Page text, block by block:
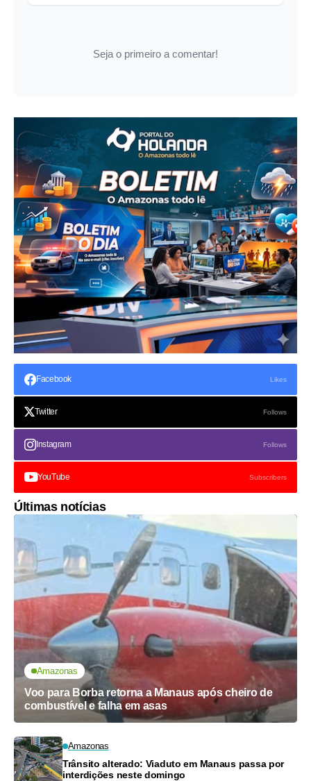
Seja o primeiro a comentar!
Facebook Likes
Twitter Follows
Instagram Follows
YouTube Subscribers
Últimas notícias
Amazonas
Voo para Borba retorna a Manaus após cheiro de
combustível e falha em asas
Amazonas
Trânsito alterado: Viaduto em Manaus passa por
interdições neste domingo